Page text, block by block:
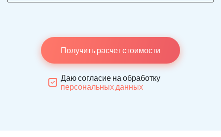
Получить расчет стоимости
Даю согласие на обработку
персональных данных